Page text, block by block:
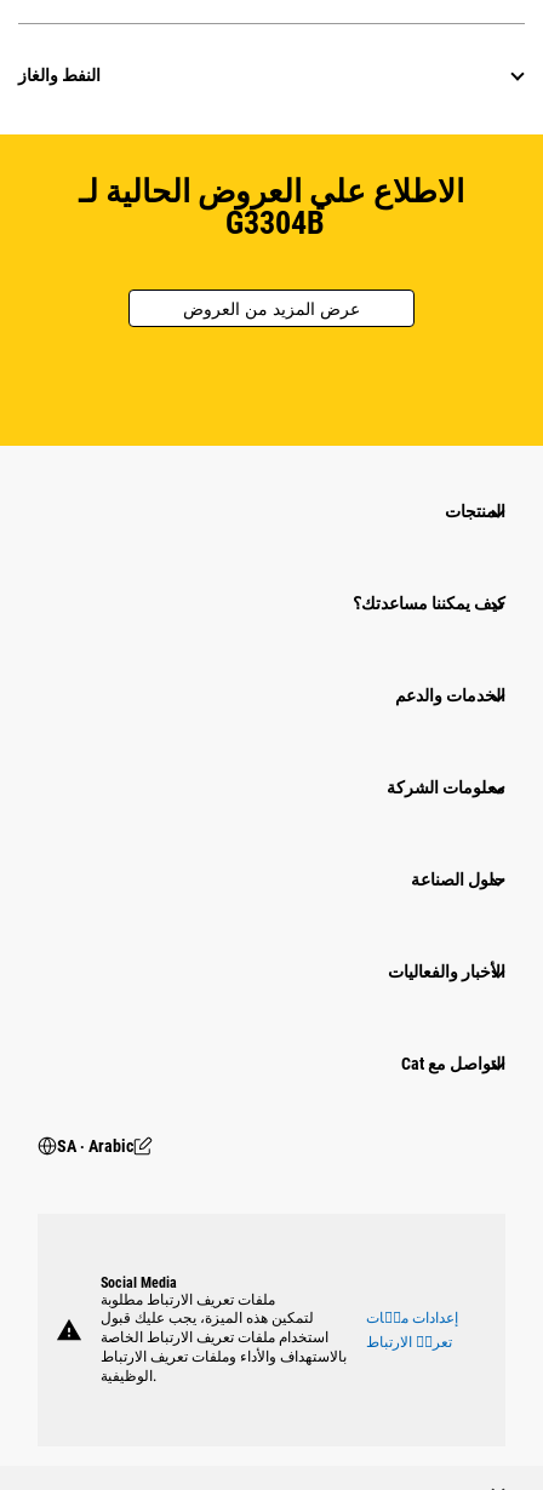
النفط والغاز
الاطلاع علي العروض الحالية لـ
G3304B
عرض المزيد من العروض
المنتجات
كيف يمكننا مساعدتك؟
الخدمات والدعم
معلومات الشركة
حلول الصناعة
الأخبار والفعاليات
التواصل مع Cat
SA ‧ Arabic
warning
Social Media
ملفات تعريف الارتباط مطلوبة
لتمكين هذه الميزة، يجب عليك قبول
استخدام ملفات تعريف الارتباط الخاصة
بالاستهداف والأداء وملفات تعريف الارتباط
الوظيفية.
إعدادات ملٝات
تعريٝ الارتباط